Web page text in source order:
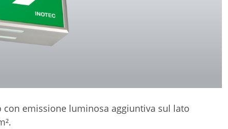
emissione luminosa aggiuntiva sul lato